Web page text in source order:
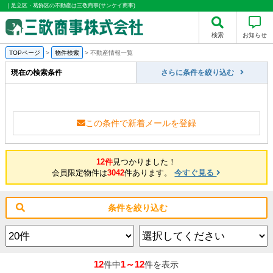
｜足立区・葛飾区の不動産は三敬商事(サンケイ商事)
検索 お知らせ
TOPページ > 物件検索 > 不動産情報一覧
現在の検索条件 さらに条件を絞り込む
この条件で新着メールを登録
12件見つかりました！
会員限定物件は3042件あります。今すぐ見る
条件を絞り込む
12件中1～12件を表示